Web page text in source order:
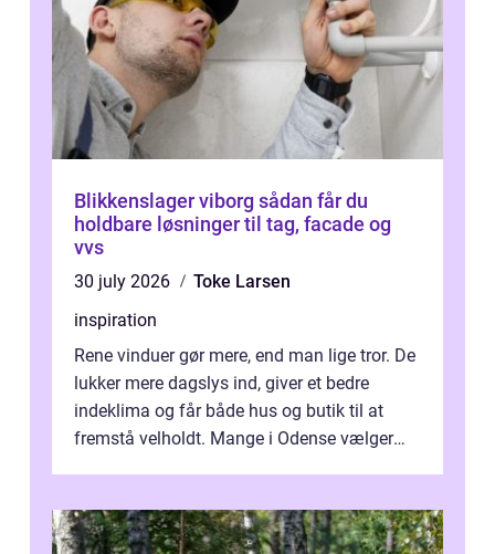
Blikkenslager viborg sådan får du
holdbare løsninger til tag, facade og
vvs
30 july 2026
Toke Larsen
inspiration
Rene vinduer gør mere, end man lige tror. De
lukker mere dagslys ind, giver et bedre
indeklima og får både hus og butik til at
fremstå velholdt. Mange i Odense vælger